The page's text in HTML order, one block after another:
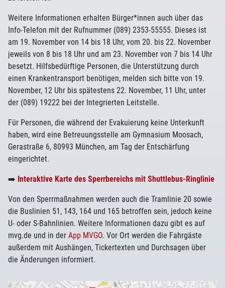
Weitere Informationen erhalten Bürger*innen auch über das
Info-Telefon mit der Rufnummer (089) 2353-55555. Dieses ist
am 19. November von 14 bis 18 Uhr, vom 20. bis 22. November
jeweils von 8 bis 18 Uhr und am 23. November von 7 bis 14 Uhr
besetzt. Hilfsbedürftige Personen, die Unterstützung durch
einen Krankentransport benötigen, melden sich bitte von 19.
November, 12 Uhr bis spätestens 22. November, 11 Uhr, unter
der (089) 19222 bei der Integrierten Leitstelle.
Für Personen, die während der Evakuierung keine Unterkunft
haben, wird eine Betreuungsstelle am Gymnasium Moosach,
Gerastraße 6, 80993 München, am Tag der Entschärfung
eingerichtet.
➡️ Interaktive Karte des Sperrbereichs mit Shuttlebus-Ringlinie
Von den Sperrmaßnahmen werden auch die Tramlinie 20 sowie
die Buslinien 51, 143, 164 und 165 betroffen sein, jedoch keine
U- oder S-Bahnlinien. Weitere Informationen dazu gibt es auf
mvg.de und in der App MVGO. Vor Ort werden die Fahrgäste
außerdem mit Aushängen, Tickertexten und Durchsagen über
die Änderungen informiert.